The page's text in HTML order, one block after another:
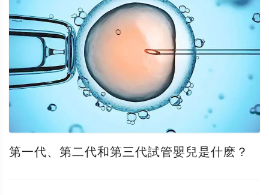
第一代、第二代和第三代試管嬰兒是什麽？